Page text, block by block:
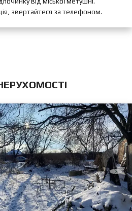
звертайтеся за телефоном.